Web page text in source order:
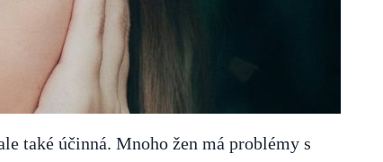
také účinná. Mnoho žen má problémy s